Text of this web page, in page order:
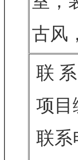
古风
联 系
项目
联系